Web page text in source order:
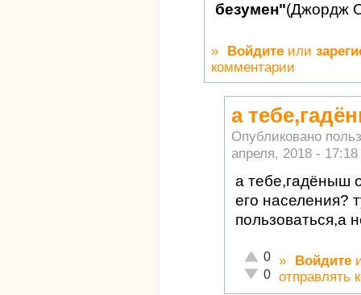
безумен"(Джордж
» Войдите или
комментарии
а
Опубликовано
апреля, 2018 - 17:18
а тебе,гадёныш
его населения?
пользоваться,а
Отлично!
0
Неадекватно!
0
» Войдите
отправлять